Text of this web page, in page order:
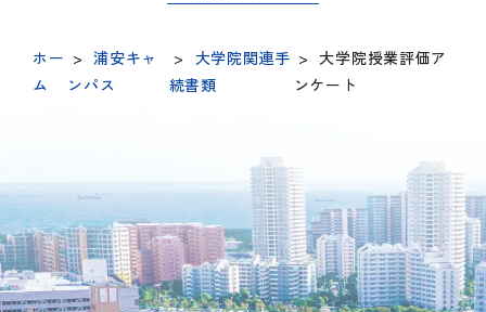
ホー
ム
>浦安キャ
ンパス
> 大学院関連手
続書類
>大学院授業評価ア
ンケート